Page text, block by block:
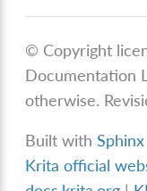
© Copyright
Documentation
otherwise.
Built withSphinx
Krita official